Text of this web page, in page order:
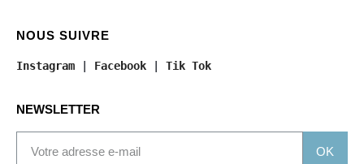
NOUS SUIVRE
Instagram | Facebook | Tik Tok
NEWSLETTER
OK